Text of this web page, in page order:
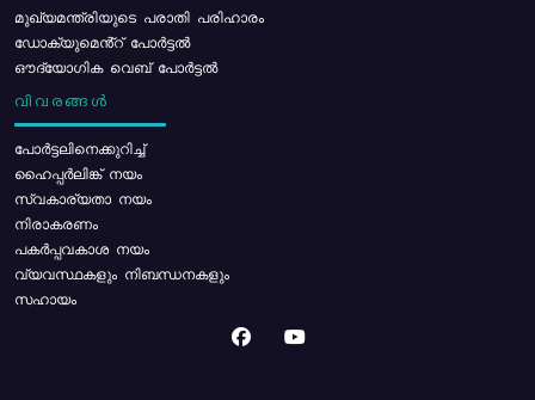
മുഖ്യമന്ത്രിയുടെ പരാതി പരിഹാരം
ഡോക്യുമെൻ്റ് പോർട്ടൽ
ഔദ്യോഗിക വെബ് പോർട്ടൽ
വിവരങ്ങൾ
പോര്‍ട്ടലിനെക്കുറിച്ച്
ഹൈപ്പർലിങ്ക് നയം
സ്വകാര്യതാ നയം
നിരാകരണം
പകർപ്പവകാശ നയം
വ്യവസ്ഥകളും നിബന്ധനകളും
സഹായം